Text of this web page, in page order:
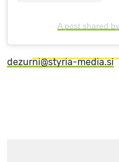
A post shared
dezurni@styria-media.si